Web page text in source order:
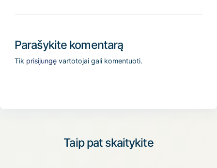
Parašykite komentarą
Tik prisijungęvartotojai gali komentuoti.
Taip pat skaitykite